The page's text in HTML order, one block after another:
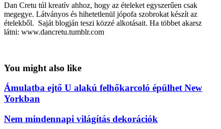
Dan Cretu túl kreatív ahhoz, hogy az ételeket egyszerűen csak
megegye. Látványos és hihetetlenül jópofa szobrokat készít az
ételekből. Saját blogján teszi közzé alkotásait. Ha többet akarsz
látni: www.dancretu.tumblr.com
You might also like
Ámulatba ejtő U alakú felhőkarcoló épülhet New
Yorkban
Nem mindennapi világítás dekorációk